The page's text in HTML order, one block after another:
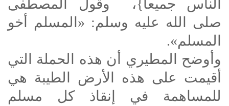
الناس جميعا}،
وقول المصطفى
صلى الله عليه وسلم: «المسلم أخو
المسلم».
وأوضح المطيري أن هذه الحملة التي
أقيمت على هذه الأرض الطيبة هي
للمساهمة في إنقاذ كل مسلم